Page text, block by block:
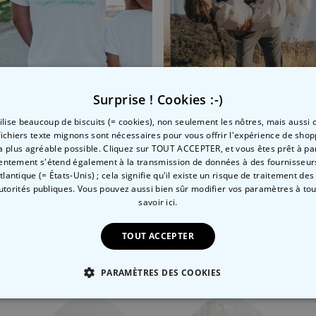
personnalisé avec votre dessin devant et derrière
Couverture
44,99 CHF
Catégorie concernée
Surprise ! Cookies :-)
beaucoup de biscuits (= cookies), non seulement les nôtres, mais aussi
texte mignons sont nécessaires pour vous offrir l'expérience de
plus agréable possible. Cliquez sur TOUT ACCEPTER, et vous êtes prêt à
s'étend également à la transmission de données à des
(= États-Unis) ; cela signifie qu'il existe un risque de traitement des
publiques. Vous pouvez aussi bien sûr modifier vos paramètres à
savoir ici.
TOUT ACCEPTER
PARAMÈTRES DES COOKIES
COMMERCIALISATION